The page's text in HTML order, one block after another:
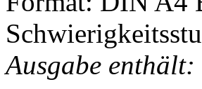
Ausgabe enthält: